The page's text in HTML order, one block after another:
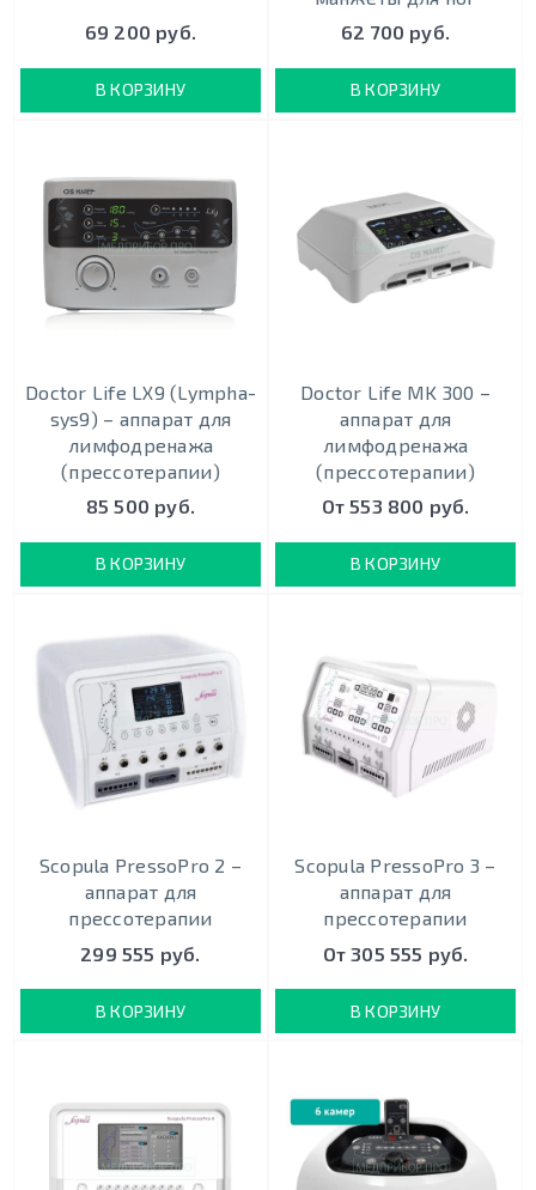
69 200 руб.
В КОРЗИНУ
62 700 руб.
В КОРЗИНУ
Doctor Life LX9 (Lympha-
sys9) – аппарат для
лимфодренажа
(прессотерапии)
85 500 руб.
В КОРЗИНУ
Doctor Life MK 300 –
аппарат для
лимфодренажа
(прессотерапии)
От 553 800 руб.
В КОРЗИНУ
Scopula PressoPro 2 –
аппарат для
прессотерапии
299 555 руб.
В КОРЗИНУ
Scopula PressoPro 3 –
аппарат для
прессотерапии
От 305 555 руб.
В КОРЗИНУ